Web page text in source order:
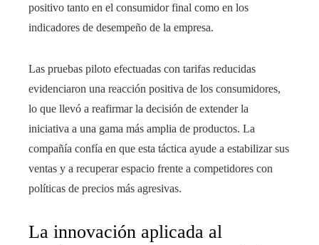
positivo tanto en el consumidor final como en los
indicadores de desempeño de la empresa.
Las pruebas piloto efectuadas con tarifas reducidas
evidenciaron una reacción positiva de los consumidores,
lo que llevó a reafirmar la decisión de extender la
iniciativa a una gama más amplia de productos. La
compañía confía en que esta táctica ayude a estabilizar sus
ventas y a recuperar espacio frente a competidores con
políticas de precios más agresivas.
La innovación aplicada al